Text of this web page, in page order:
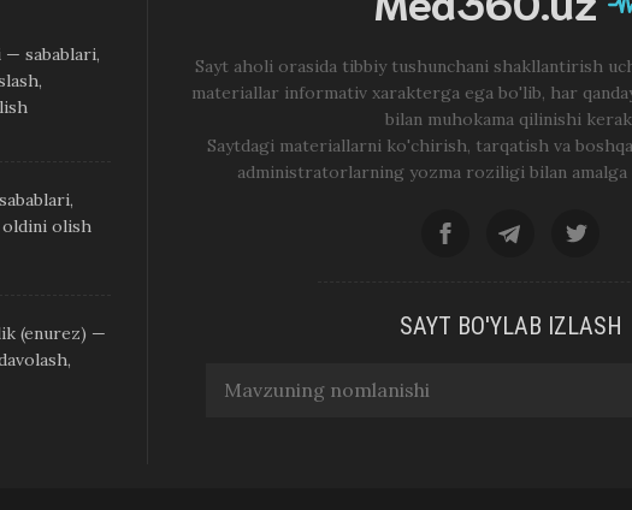
— sabablari,
oldini olish
(enurez) —
Sayt aholi orasida tibbiy tushunchani shakllantirish
materiallar informativ xarakterga ega bo'lib, har
bilan muhokama qilinishi
Saytdagi materiallarni ko'chirish, tarqatish va
administratorlarning yozma roziligi bilan
SAYT BO'YLAB IZLASH